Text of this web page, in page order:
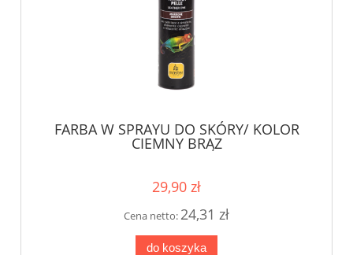
FARBA W SPRAYU DO SKÓRY/ KOLOR
CIEMNY BRĄZ
29,90 zł
Cena netto: 24,31 zł
do koszyka